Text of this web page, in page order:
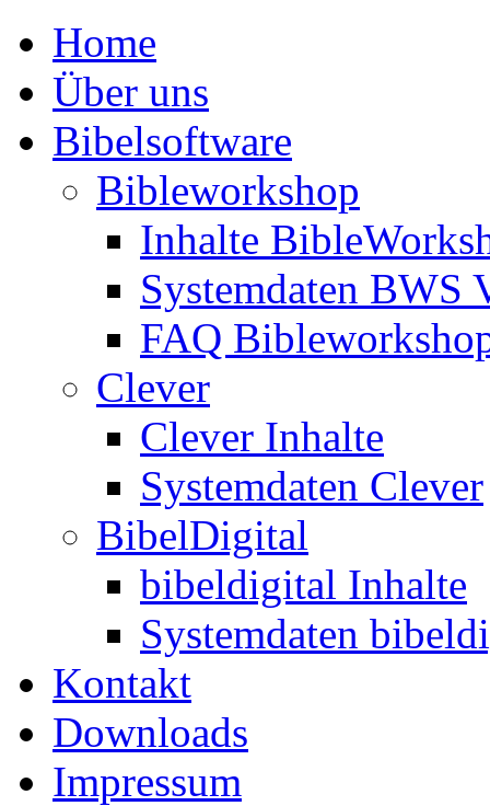
Home
Über uns
Bibelsoftware
Bibleworkshop
Inhalte
Systemdaten BWS
FAQ
Clever
Clever Inhalte
Systemdaten Clever
BibelDigital
bibeldigital Inhalte
Systemdaten
Kontakt
Downloads
Impressum